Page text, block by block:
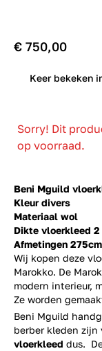
Beni Mguild
Kleur divers
Materiaal wol
Dikte vloerkleed 2
Afmetingen
Wij kopen deze
Marokko. De
modern interieur,
Ze worden
€ 750,00
Keer bekeken
Sorry! Dit
op voorraad.
Beni Mguild
berber kleden
vloerkleed dus.